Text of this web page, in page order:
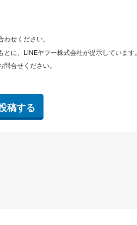
せください。
に、LINEヤフー株式会社が提示しています。
合せください。
稿する